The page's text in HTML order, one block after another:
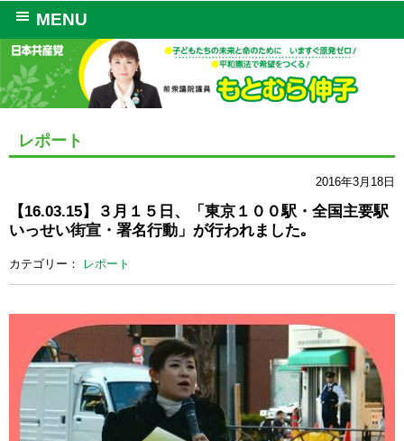
MENU
レポート
2016年3月18日
【16.03.15】３月１５日、「東京１００駅・全国主要駅
いっせい街宣・署名行動」が行われました｡
カテゴリー： レポート